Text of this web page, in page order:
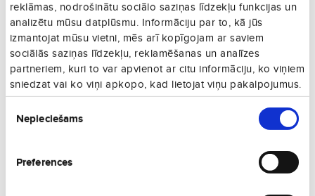
reklāmas, nodrošinātu sociālo saziņas līdzekļu funkcijas un
analizētu mūsu datplūsmu. Informāciju par to, kā jūs
izmantojat mūsu vietni, mēs arī kopīgojam ar saviem
sociālās saziņas līdzekļu, reklamēšanas un analīzes
partneriem, kuri to var apvienot ar citu informāciju, ko viņiem
sniedzat vai ko viņi apkopo, kad lietojat viņu pakalpojumus.
izvēle
Nepieciešams
Preferences
07. 12., P €133
Vienā virzienā
12. 09., S
Vienā virzienā
€139
Vienā virzienā
€139
02. 10., Pk €143
Vienā virzienā